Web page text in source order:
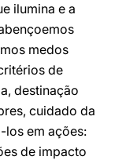
ilumina e a
medos
de
destinação
cuidado da
los em ações:
de impacto